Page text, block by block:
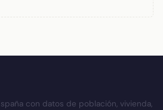
con datos de población, vivienda,